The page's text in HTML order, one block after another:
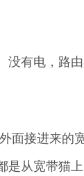
有电，路
面接进来的
是从宽带猫